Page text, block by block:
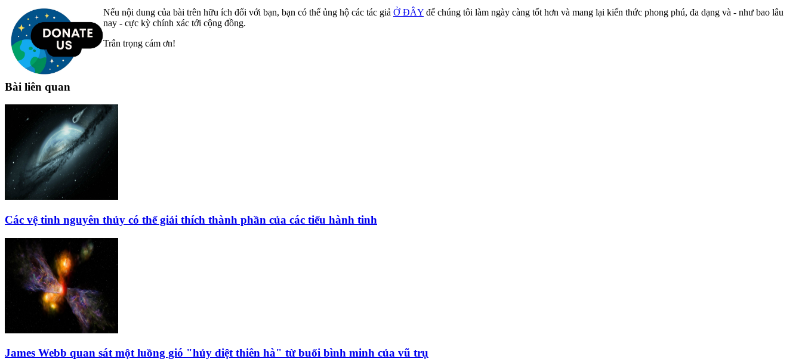
Nếu nội dung của bài trên hữu ích đối với bạn, bạn có thể ủng hộ các tác giả Ở ĐÂY để chúng tôi làm ngày càng tốt hơn và mang lại kiến thức phong phú, đa dạng và - như bao lâu
nay - cực kỳ chính xác tới cộng đồng.
Trân trọng cám ơn!
Bài liên quan
Các vệ tinh nguyên thủy có thể giải thích thành phần của các tiểu hành tinh
James Webb quan sát một luồng gió "hủy diệt thiên hà" từ buổi bình minh của vũ trụ